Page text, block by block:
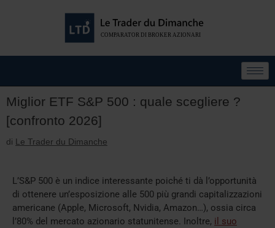
Miglior ETF S&P 500 : quale scegliere ?
[confronto 2026]
di Le Trader du Dimanche
L’S&P 500 è un indice interessante poiché ti dà l’opportunità
di ottenere un’esposizione alle 500 più grandi capitalizzazioni
americane (Apple, Microsoft, Nvidia, Amazon…), ossia circa
l’80% del mercato azionario statunitense. Inoltre, il suo